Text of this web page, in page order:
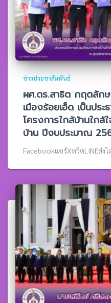
ข่าวประชาสัมพันธ์
ผศ.ดร.สาธิต กฤตลัก
เมืองร้อยเอ็ด เป็นประ
โครงการใกล้บ้านใกล้
บ้าน ปีงบประมาณ
Facebookแชร์XทวิตLINEส่ง